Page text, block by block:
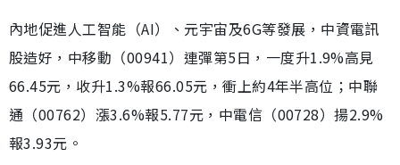
內地促進人工智能（AI）、元宇宙及6G等發展，中資電訊
股造好，中移動（00941）連彈第5日，一度升1.9%高見
66.45元，收升1.3%報66.05元，衝上約4年半高位；中聯
通（00762）漲3.6%報5.77元，中電信（00728）揚2.9%
報3.93元。